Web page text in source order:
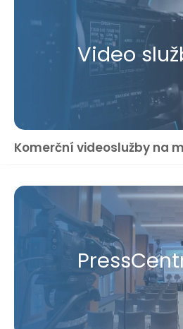
Video
Komerční videoslužby na